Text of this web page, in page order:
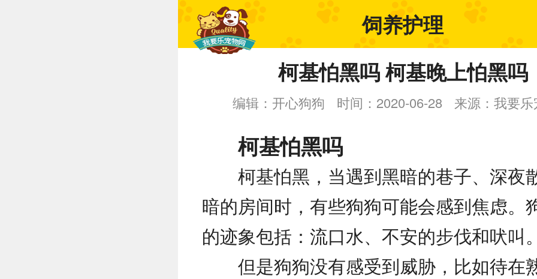
饲养护理
柯基怕黑吗 柯基晚上怕黑吗
编辑：开心狗狗 时间：2020-06-28 来源：我要
柯基怕黑吗
柯基怕黑，当遇到黑暗的巷子、深夜
暗的房间时，有些狗狗可能会感到焦虑。
的迹象包括：流口水、不安的步伐和吠叫
但是狗狗没有感受到威胁，比如待在